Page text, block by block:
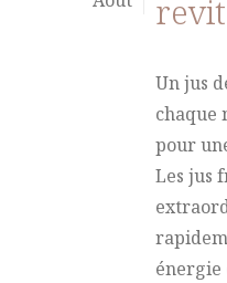
Un jus
chaque
pour
Les jus
énergie